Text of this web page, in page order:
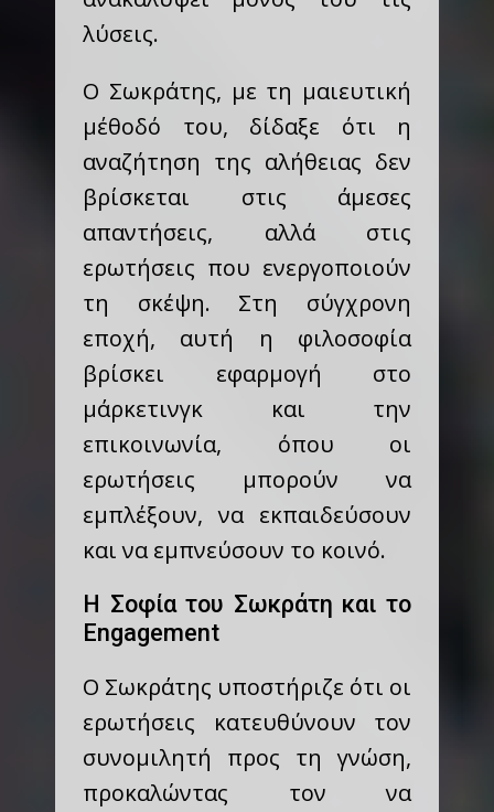
λύσεις.
Ο Σωκράτης, με τη μαιευτική
μέθοδό του, δίδαξε ότι η
αναζήτηση της αλήθειας δεν
βρίσκεται στις άμεσες
απαντήσεις, αλλά στις
ερωτήσεις που ενεργοποιούν
τη σκέψη. Στη σύγχρονη
εποχή, αυτή η φιλοσοφία
βρίσκει εφαρμογή στο
μάρκετινγκ και την
επικοινωνία, όπου οι
ερωτήσεις μπορούν να
εμπλέξουν, να εκπαιδεύσουν
και να εμπνεύσουν το κοινό.
Η Σοφία του Σωκράτη και το
Engagement
Ο Σωκράτης υποστήριζε ότι οι
ερωτήσεις κατευθύνουν τον
συνομιλητή προς τη γνώση,
προκαλώντας τον να